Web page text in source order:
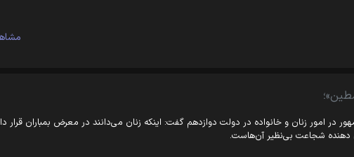
در امور زنان و خانواده در دولت دوازدهم گفت: اینکه زنان می‌دانند در معرض بمباران قرار
دهنده شجاعت بی‌نظیر آن‌هاست.